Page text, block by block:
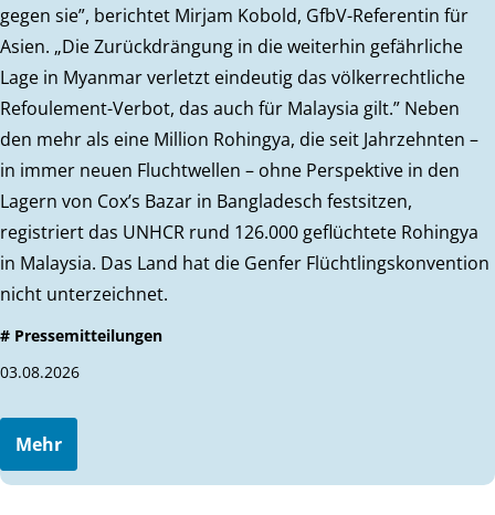
gegen sie”, berichtet Mirjam Kobold, GfbV-Referentin für
Asien. „Die Zurückdrängung in die weiterhin gefährliche
Lage in Myanmar verletzt eindeutig das völkerrechtliche
Refoulement-Verbot, das auch für Malaysia gilt.” Neben
den mehr als eine Million Rohingya, die seit Jahrzehnten –
in immer neuen Fluchtwellen – ohne Perspektive in den
Lagern von Cox’s Bazar in Bangladesch festsitzen,
registriert das UNHCR rund 126.000 geflüchtete Rohingya
in Malaysia. Das Land hat die Genfer Flüchtlingskonvention
nicht unterzeichnet.
# Pressemitteilungen
03.08.2026
Mehr